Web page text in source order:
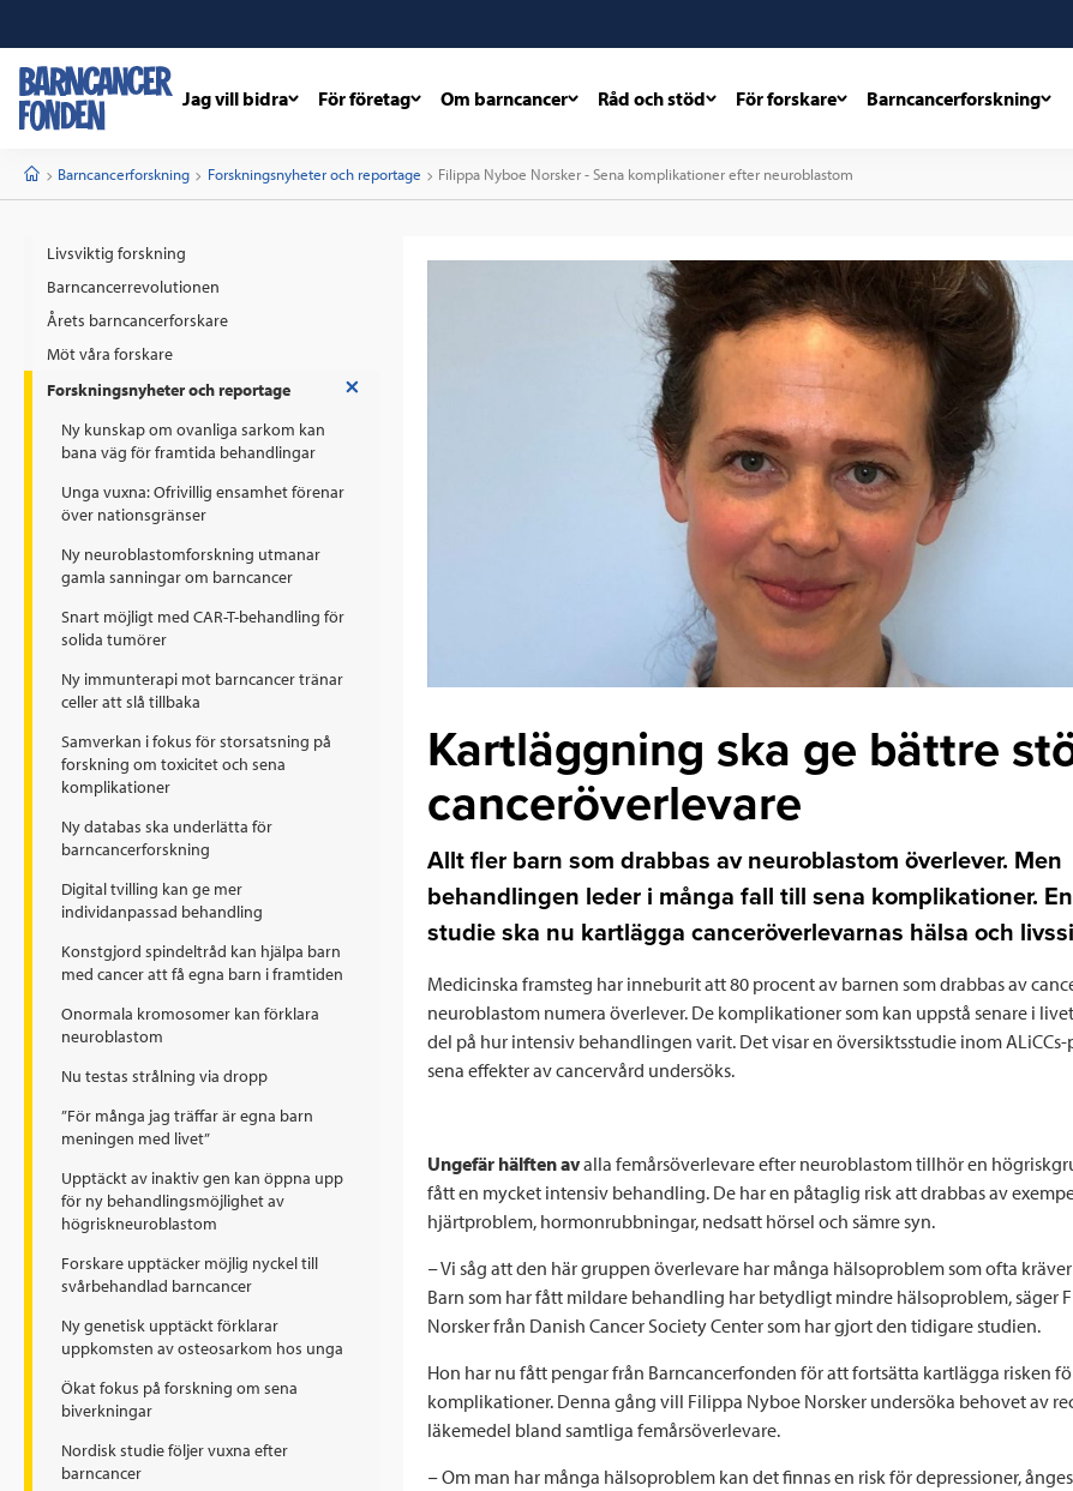
Jag vill bidra För företag Om barncancer Råd och stöd För forskare Barncancerforskning
StartBarncancerforskning Forskningsnyheter och reportage Current:
Filippa Nyboe Norsker - Sena komplikationer efter neuroblastom
Livsviktig forskning
Barncancerrevolutionen
Årets barncancerforskare
Möt våra forskare
Forskningsnyheter och reportage
V
Ny kunskap om ovanliga sarkom kan
bana väg för framtida behandlingar
Unga vuxna: Ofrivillig ensamhet förenar
över nationsgränser
Ny neuroblastomforskning utmanar
gamla sanningar om barncancer
Snart möjligt med CAR-T-behandling för
solida tumörer
Ny immunterapi mot barncancer tränar
celler att slå tillbaka
Samverkan i fokus för storsatsning på
forskning om toxicitet och sena
komplikationer
Ny databas ska underlätta för
barncancerforskning
Digital tvilling kan ge mer
individanpassad behandling
Konstgjord spindeltråd kan hjälpa barn
med cancer att få egna barn i framtiden
Onormala kromosomer kan förklara
neuroblastom
Nu testas strålning via dropp
”För många jag träffar är egna barn
meningen med livet”
Upptäckt av inaktiv gen kan öppna upp
för ny behandlingsmöjlighet av
högriskneuroblastom
Forskare upptäcker möjlig nyckel till
svårbehandlad barncancer
Ny genetisk upptäckt förklarar
uppkomsten av osteosarkom hos unga
Ökat fokus på forskning om sena
biverkningar
Nordisk studie följer vuxna efter
barncancer
Kartläggning ska ge bättre
canceröverlevare
Allt fler barn som drabbas av neuroblastom överlever. Men
behandlingen leder i många fall till sena komplikationer.
studie ska nu kartlägga canceröverlevarnas hälsa och
Medicinska framsteg har inneburit att 80 procent av barnen som drabbas av
neuroblastom numera överlever. De komplikationer som kan uppstå senare i
del på hur intensiv behandlingen varit. Det visar en översiktsstudie inom
sena effekter av cancervård undersöks.
Ungefär hälften avalla femårsöverlevare efter neuroblastom tillhör en
fått en mycket intensiv behandling. De har en påtaglig risk att drabbas av
hjärtproblem, hormonrubbningar, nedsatt hörsel och sämre syn.
− Vi såg att den här gruppen överlevare har många hälsoproblem som ofta
Barn som har fått mildare behandling har betydligt mindre hälsoproblem, säger
Norsker från Danish Cancer Society Center som har gjort den tidigare studien.
Hon har nu fått pengar från Barncancerfonden för att fortsätta kartlägga risken
komplikationer. Denna gång vill Filippa Nyboe Norsker undersöka behovet av
läkemedel bland samtliga femårsöverlevare.
− Om man har många hälsoproblem kan det finnas en risk för depressioner,